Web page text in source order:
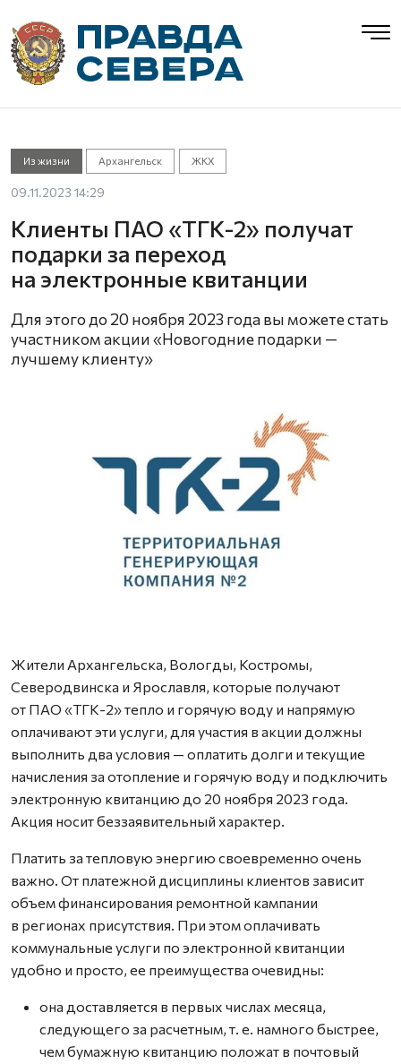
Из жизни Архангельск ЖКХ
09.11.2023 14:29
Клиенты ПАО «ТГК-2» получат
подарки за переход
на электронные квитанции
Для этого до 20 ноября 2023 года вы можете стать
участником акции «Новогодние подарки —
лучшему клиенту»
Жители Архангельска, Вологды, Костромы,
Северодвинска и Ярославля, которые получают
от ПАО «ТГК-2» тепло и горячую воду и напрямую
оплачивают эти услуги, для участия в акции должны
выполнить два условия — оплатить долги и текущие
начисления за отопление и горячую воду и подключить
электронную квитанцию до 20 ноября 2023 года.
Акция носит беззаявительный характер.
Платить за тепловую энергию своевременно очень
важно. От платежной дисциплины клиентов зависит
объем финансирования ремонтной кампании
в регионах присутствия. При этом оплачивать
коммунальные услуги по электронной квитанции
удобно и просто, ее преимущества очевидны:
она доставляется в первых числах месяца,
следующего за расчетным, т. е. намного быстрее,
чем бумажную квитанцию положат в почтовый